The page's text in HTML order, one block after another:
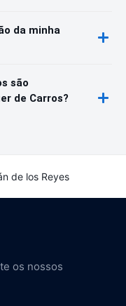
da minha
são
de Carros?
de los Reyes
os nossos